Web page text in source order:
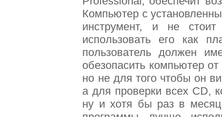
Компьютер с
инструмент, и не
использовать его как
пользователь должен
обезопасить компьютер
но не для того чтобы он
а для проверки всех CD,
ну и хотя бы раз в месяц